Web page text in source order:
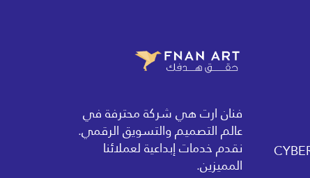
فنان ارت هي شركة محترفة في
عالم التصميم والتسويق الرقمي.
نقدم خدمات إبداعية لعملائنا
المميزين.